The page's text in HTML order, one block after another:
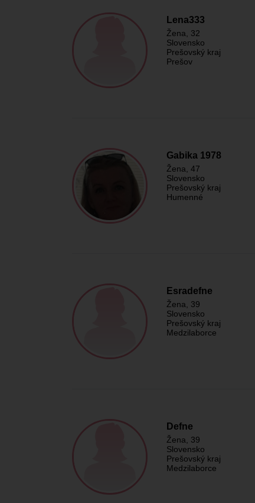
Lena333
Žena , 32
Slovensko
Prešovský kraj
Prešov
Gabika 1978
Žena , 47
Slovensko
Prešovský kraj
Humenné
Esradefne
Žena , 39
Slovensko
Prešovský kraj
Medzilaborce
Defne
Žena , 39
Slovensko
Prešovský kraj
Medzilaborce